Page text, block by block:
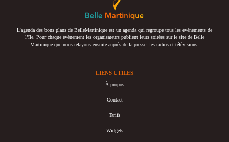
L’agenda des bons plans de BelleMartinique est un agenda qui regroupe tous les événements de
l’île. Pour chaque événement les organisateurs publient leurs soirées sur le site de Belle
Martinique que nous relayons ensuite auprès de la presse, les radios et télévisions.
LIENS UTILES
À propos
Contact
Tarifs
Widgets